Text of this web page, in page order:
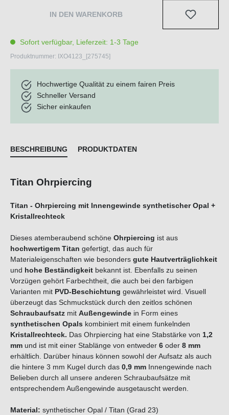
IN DEN WARENKORB
Sofort verfügbar, Lieferzeit: 1-3 Tage
Produktnummer: IXO4123_[275745]
Hochwertige Qualität zu einem fairen Preis
Schneller Versand
Sicher einkaufen
BESCHREIBUNG PRODUKTDATEN
Titan Ohrpiercing
Titan - Ohrpiercing mit Innengewinde synthetischer Opal +
Kristallrechteck
Dieses atemberaubend schöne Ohrpiercing ist aus
hochwertigem Titan gefertigt, das auch für
Materialeigenschaften wie besonders gute Hautverträglichkeit
und hohe Beständigkeit bekannt ist. Ebenfalls zu seinen
Vorzügen gehört Farbechtheit, die auch bei den farbigen
Varianten mit PVD-Beschichtung gewährleistet wird. Visuell
überzeugt das Schmuckstück durch den zeitlos schönen
Schraubaufsatz mit Außengewinde in Form eines
synthetischen Opals kombiniert mit einem funkelnden
Kristallrechteck. Das Ohrpiercing hat eine Stabstärke von 1,2
mm und ist mit einer Stablänge von entweder 6 oder 8 mm
erhältlich. Darüber hinaus können sowohl der Aufsatz als auch
die hintere 3 mm Kugel durch das 0,9 mm Innengewinde nach
Belieben durch all unsere anderen Schraubaufsätze mit
entsprechendem Außengewinde ausgetauscht werden.
Material: synthetischer Opal / Titan (Grad 23)